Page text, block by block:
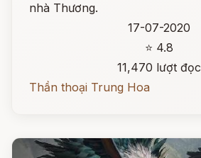
nhà Thương.
17-07-2020
⭐ 4.8
11,470 lượt đọc
Thần thoại Trung Hoa